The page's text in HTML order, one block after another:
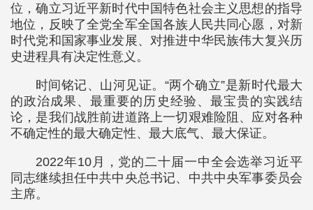
位，确立习近平新时代中国特色社会主义思想的指导
地位，反映了全党全军全国各族人民共同心愿，对新
时代党和国家事业发展、对推进中华民族伟大复兴历
史进程具有决定性意义。
时间铭记、山河见证。“两个确立”是新时代最大
的政治成果、最重要的历史经验、最宝贵的实践结
论，是我们战胜前进道路上一切艰难险阻、应对各种
不确定性的最大确定性、最大底气、最大保证。
2022年10月，党的二十届一中全会选举习近平
同志继续担任中共中央总书记、中共中央军事委员会
主席。